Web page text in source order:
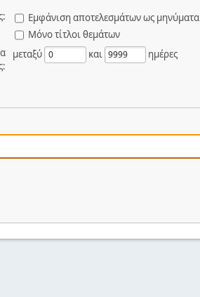
Εμφάνιση αποτελεσμάτων ως μηνύματα
Μόνο τίτλοι θεμάτων
μεταξύ και ημέρες